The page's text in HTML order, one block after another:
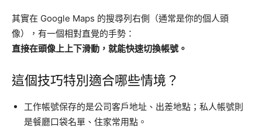
其實在 Google Maps 的搜尋列右側（通常是你的個人頭
像），有一個相對直覺的手勢：
直接在頭像上上下滑動，就能快速切換帳號。
這個技巧特別適合哪些情境？
工作帳號保存的是公司客戶地址、出差地點；私人帳號則
是餐廳口袋名單、住家常用點。